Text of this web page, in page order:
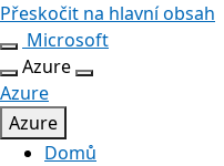
Přeskočit na hlavní obsah
Microsoft
Azure
Azure
Azure
Domů